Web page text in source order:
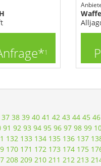
1
37 38 39 40 41 42 43 44 45 46
91 92 93 94 95 96 97 98 99
132 133 134 135 136 137
170 171 172 173 174 175
208 209 210 211 212 213